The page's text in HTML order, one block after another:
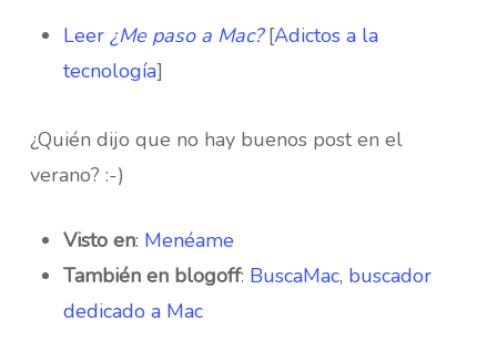
Leer ¿Me paso a Mac?[Adictos a la
tecnología]
¿Quién dijo que no hay buenos post en el
verano? :-)
Visto en: Menéame
También en blogoff: BuscaMac, buscador
dedicado a Mac